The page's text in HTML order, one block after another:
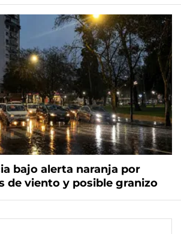
bajo alerta naranja por
de viento y posible granizo